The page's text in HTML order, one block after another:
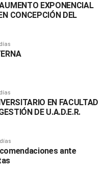
EXPONENCIAL
CONCEPCIÓN DEL
EN FACULTAD
DE U.A.D.E.R.
ante